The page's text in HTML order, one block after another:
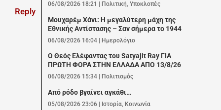
Reply
06/08/2026 18:21 Πολιτική,Υποκλοπές
Μουχαρέμ Χάνι: Η μεγαλύτερη μάχη της
Εθνικής Αντίστασης – Σαν σήμερα το 1944
06/08/2026 16:04 | Ημερολόγιο
Ο Θεός Ελέφαντας του Satyajit Ray ΓΙΑ
ΠΡΩΤΗ ΦΟΡΑ ΣΤΗΝ ΕΛΛΑΔΑ ΑΠΟ 13/8/26
06/08/2026 15:34 Πολιτισμός
Από ρόδο βγαίνει αγκάθι…
05/08/2026 23:06 | Ιστορία Κοινωνία